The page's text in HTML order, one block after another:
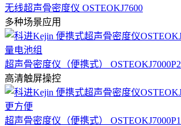
无线超声骨密度仪 OSTEOKJ7600
多种场景应用
超声骨密度仪（便携式） OSTEOKJ7000P2
高清触屏操控
超声骨密度仪（便携式） OSTEOKJ7000P1